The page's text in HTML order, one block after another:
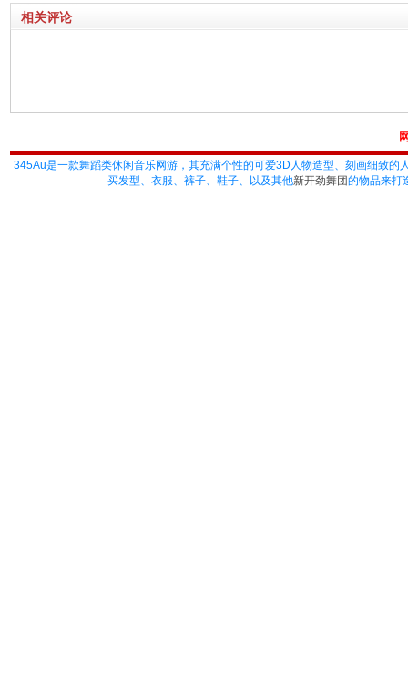
相关评论
345Au是一款舞蹈类休闲音乐网游，其充满个性的可爱3D人物造型、刻画细致
买发型、衣服、裤子、鞋子、以及其他新开劲舞团的物品来打